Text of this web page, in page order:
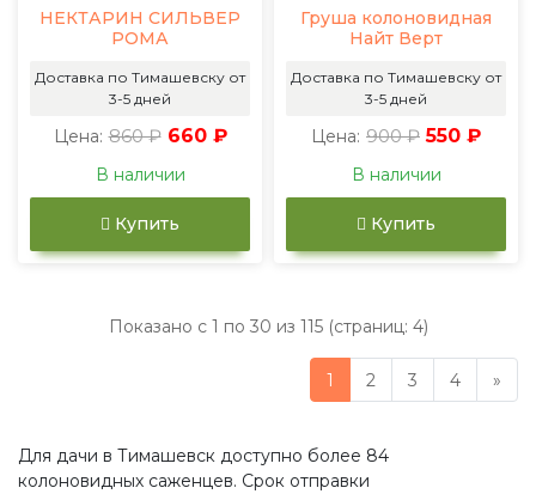
НЕКТАРИН СИЛЬВЕР
РОМА
Доставка по Тимашевску от
3-5 дней
Цена: 860 ₽ 660 ₽
В наличии
Купить
Груша колоновидная
Найт Верт
Доставка по Тимашевску от
3-5 дней
Цена: 900 ₽ 550 ₽
В наличии
Купить
Показано с 1 по 30 из 115 (страниц: 4)
1 2 3 4 »
Для дачи в Тимашевск доступно более 84
колоновидных саженцев. Срок отправки